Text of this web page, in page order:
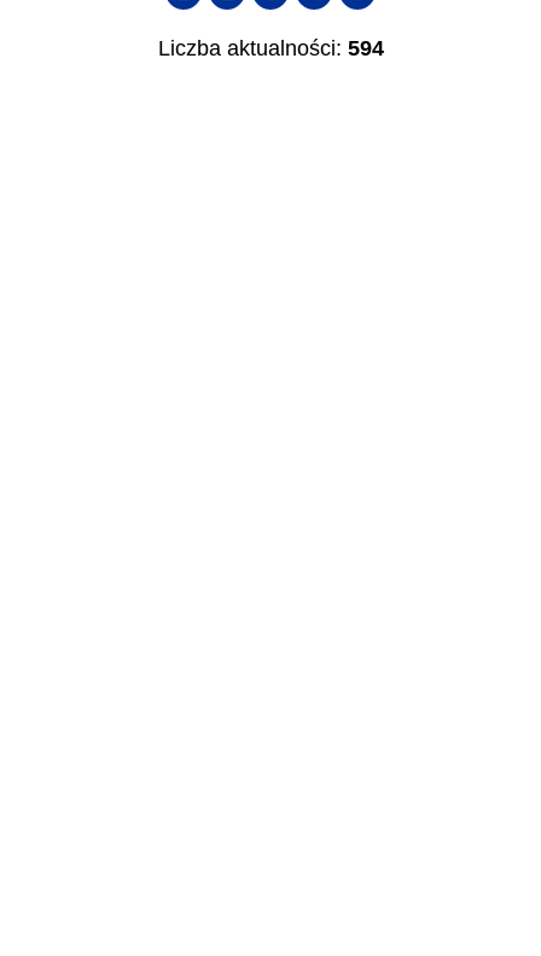
Liczba aktualności: 594